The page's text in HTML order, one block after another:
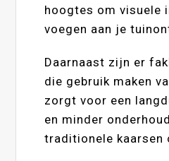
hoogtes om visuele
voegen aan je
Daarnaast zijn er
die gebruik maken
zorgt voor een
en minder
traditionele kaarsen